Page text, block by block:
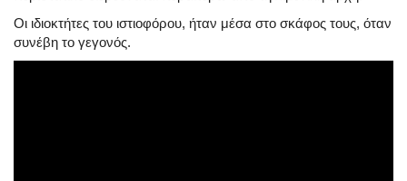
Οι ιδιοκτήτες του ιστιοφόρου, ήταν μέσα στο σκάφος τους, όταν
συνέβη το γεγονός.